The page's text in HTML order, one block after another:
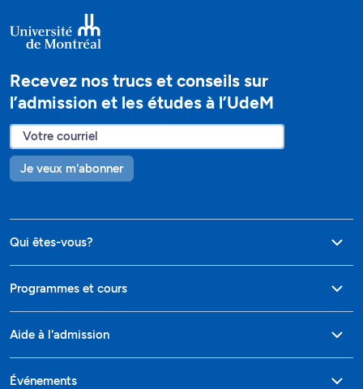
Recevez nos trucs et conseils sur
l’admission et les études à l’UdeM
Je veux m'abonner
Qui êtes-vous?
Programmes et cours
Aide à l'admission
Événements